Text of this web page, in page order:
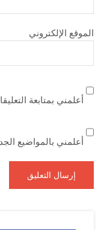
الموقع الإلكتروني
أعلمني بمتابعة
أعلمني بالمواضيع